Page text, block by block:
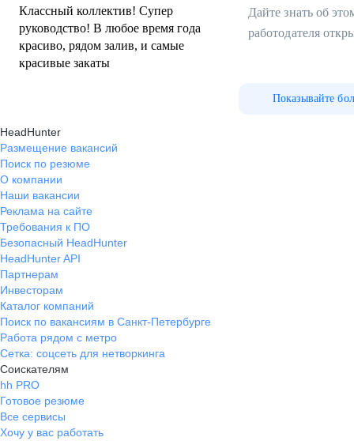
Классный коллектив! Супер
руководство! В любое время года
красиво, рядом залив, и самые
красивые закаты
Дайте знать об
работодателя
Показывайте
HeadHunter
Размещение вакансий
Поиск по резюме
О компании
Наши вакансии
Реклама на сайте
Требования к ПО
Безопасный HeadHunter
HeadHunter API
Партнерам
Инвесторам
Каталог компаний
Поиск по вакансиям в Санкт-Петербурге
Работа рядом с метро
Сетка: соцсеть для нетворкинга
Соискателям
hh PRO
Готовое резюме
Все сервисы
Хочу у вас работать